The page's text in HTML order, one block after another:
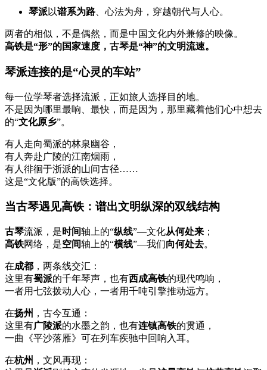
琴派以谱系为路 、心法为舟，穿越朝代与人心。
两者的相似，不是偶然，而是中国文化内外兼修的映像。
高铁是“形”的国家速度，古琴是“神”的文明流速。
琴派连接的是“心灵的车站”
每一位学琴者选择流派，正如旅人选择目的地。
不是因为哪里最响、最快，而是因为，那里藏着他们心中想去
的“文化原乡”。
有人走向蜀派的林泉幽谷，
有人奔赴广陵的江南烟雨，
有人徘徊于浙派的山间古径……
这是“文化版”的高铁选择。
当古琴遇见高铁：谱出文明纵深的双线结构
古琴流派，是 时间轴上的“纵线”—文化从何处来 ；
高铁网络，是空间轴上的“横线”—我们向何处去。
在成都 ，两条线交汇：
这里有蜀派的千年琴声，也有西成高铁的现代鸣响，
一者用七弦拨动人心，一者用千吨引擎推动远方。
在扬州 ，古今互通：
这里有广陵派的水墨之韵，也有连镇高铁的贯通，
一曲《平沙落雁》可在列车疾驰中回响入耳。
在杭州 ，文风再现：